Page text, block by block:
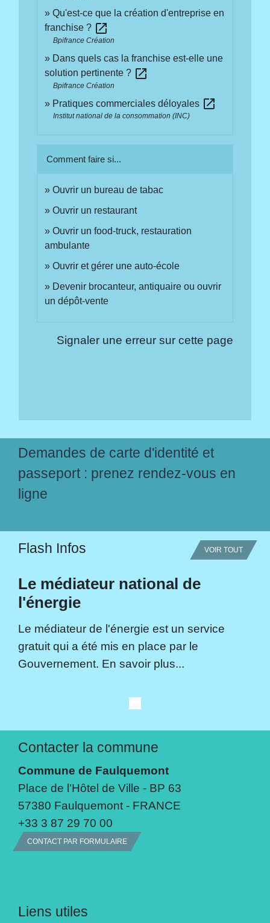
Qu'est-ce que la création d'entreprise en
franchise ? open_in_new
Bpifrance Création
Dans quels cas la franchise est-elle une
solution pertinente ? open_in_new
Bpifrance Création
Pratiques commerciales déloyales open_in_new
Institut national de la consommation (INC)
Comment faire si...
Ouvrir un bureau de tabac
Ouvrir un restaurant
Ouvrir un food-truck, restauration
ambulante
Ouvrir et gérer une auto-école
Devenir brocanteur, antiquaire ou ouvrir
un dépôt-vente
Signaler une erreur sur cette page
Demandes de carte d'identité et
passeport : prenez rendez-vous en
ligne
Flash Infos VOIR TOUT
Le médiateur national de
l'énergie
Le médiateur de l'énergie est un service
gratuit qui a été mis en place par le
Gouvernement. En savoir plus...
Contacter la commune
Commune de Faulquemont
Place de l'Hôtel de Ville - BP 63
57380 Faulquemont - FRANCE
+33 3 87 29 70 00
CONTACT PAR FORMULAIRE
Liens utiles